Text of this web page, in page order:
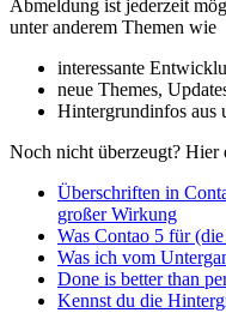
Abmeldung ist jederzeit
unter anderem Themen wie
interessante
neue Themes,
Hintergrundinfos aus
Noch nicht überzeugt? Hier
Überschriften in
großer Wirkung
Was Contao 5 für
Was ich vom
Done is better than
Kennst du die